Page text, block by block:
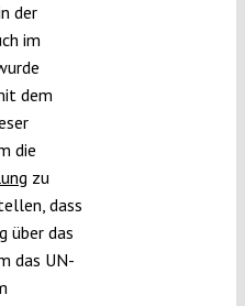
der
im
dem
die
zu
dass
über das
das UN-